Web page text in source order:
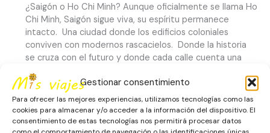
Gestionar consentimiento
Para ofrecer las mejores experiencias, utilizamos tecnologías como las
cookies para almacenar y/o acceder a la información del dispositivo. El
consentimiento de estas tecnologías nos permitirá procesar datos
¿Saigón o Ho Chi Minh? Aunque oficialmente se llama Ho
Chi Minh, Saigón sigue viva, su espíritu permanece
intacto. Una ciudad donde los edificios coloniales
conviven con modernos rascacielos. Donde la historia
se cruza con el futuro y donde cada calle cuenta una
Encuentra Ho Chi […]
Leer más »